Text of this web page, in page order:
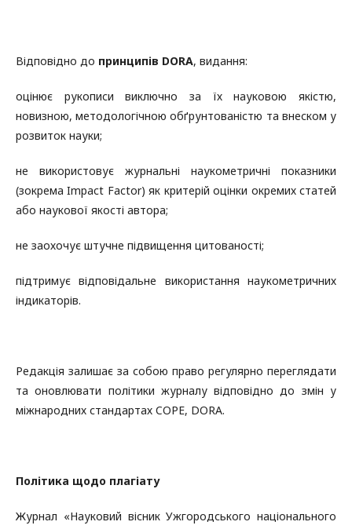
Відповідно до принципів DORA, видання:
оцінює рукописи виключно за їх науковою якістю,
новизною, методологічною обґрунтованістю та внеском у
розвиток науки;
не використовує журнальні наукометричні показники
(зокрема Impact Factor) як критерій оцінки окремих статей
або наукової якості автора;
не заохочує штучне підвищення цитованості;
підтримує відповідальне використання наукометричних
індикаторів.
Редакція залишає за собою право регулярно переглядати
та оновлювати політики журналу відповідно до змін у
міжнародних стандартах COPE, DORA.
Політика щодо плагіату
Журнал «Науковий вісник Ужгородського національного